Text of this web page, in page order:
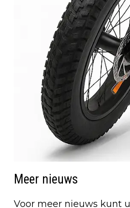
Meer nieuws
Voor meer nieuws kunt u